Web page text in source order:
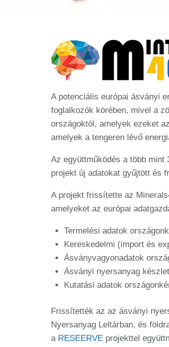
A potenciális európai ásványi
foglalkozók körében, mivel a
országoktól, amelyek ezeket
amelyek a tengeren lévő
Az együttműködés a több mint
projekt új adatokat gyűjtött és
A projekt frissítette az
amelyeket az európai
Termelési adatok
Kereskedelmi (import és
Ásványvagyonadatok
Ásványi nyersanyag
Kutatási adatok
Frissítették az az ásványi
Nyersanyag Leltárban, és
a RESEERVE projekttel